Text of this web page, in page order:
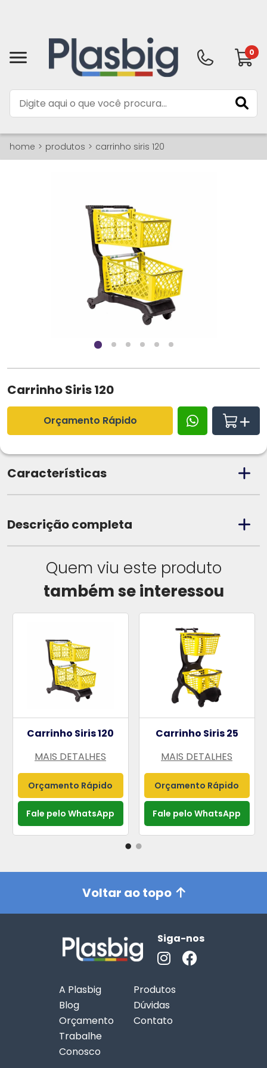
0
home produtos carrinho siris 120
Carrinho Siris 120
Orçamento Rápido
Características
Descrição completa
Quem viu este produto
também se interessou
Carrinho Siris 120
MAIS DETALHES
Orçamento Rápido
Fale pelo WhatsApp
Carrinho Siris 25
MAIS DETALHES
Orçamento Rápido
Fale pelo WhatsApp
Voltar ao topo
Siga-nos
A Plasbig
Produtos
Blog
Dúvidas
Orçamento
Contato
Trabalhe
Conosco